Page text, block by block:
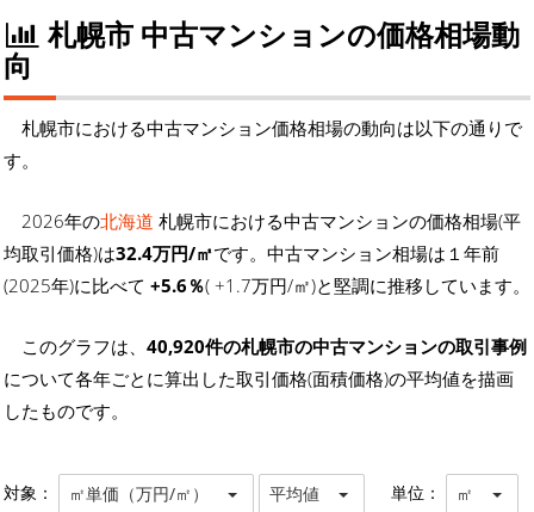
札幌市 中古マンションの価格相場動
向
札幌市における中古マンション価格相場の動向は以下の通りで
す。
2026年の北海道 札幌市における中古マンションの価格相場(平
均取引価格)は32.4万円/㎡です。中古マンション相場は１年前
(2025年)に比べて +5.6％( +1.7万円/㎡)と堅調に推移しています。
このグラフは、 40,920件の札幌市の中古マンションの取引事例
について各年ごとに算出した取引価格(面積価格)の平均値を描画
したものです。
対象： ㎡単価（万円/㎡） 平均値 単位： ㎡